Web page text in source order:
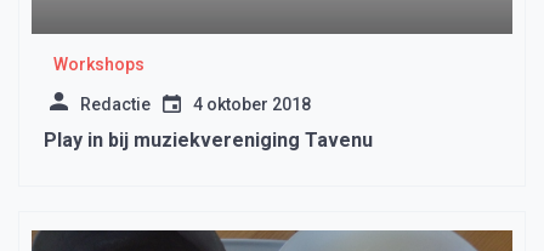
Workshops
Redactie 4 oktober 2018
Play in bij muziekvereniging Tavenu